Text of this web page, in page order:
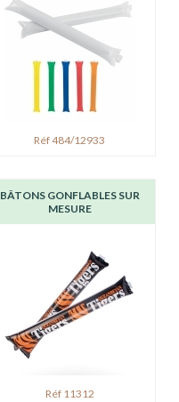
Réf 484/12933
BÂTONS GONFLABLES SUR
MESURE
Réf 11312